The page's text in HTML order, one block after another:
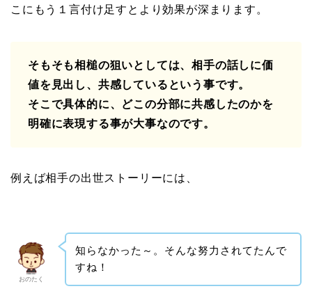
こにもう１言付け足すとより効果が深まります。
そもそも相槌の狙いとしては、相手の話しに価
値を見出し、共感しているという事です。
そこで具体的に、どこの分部に共感したのかを
明確に表現する事が大事なのです。
例えば相手の出世ストーリーには、
おのたく
知らなかった～。そんな努力されてたんで
すね！